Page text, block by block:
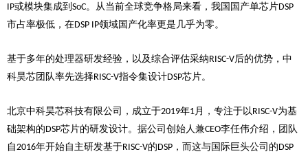
IP或模块集成到 SoC。从当前全球竞争格局来看，我国国产单芯片DSP
市占率极低，在DSP IP领域国产化率更是几乎为零。
基于多年的处理器研发经验，以及综合评估采纳RISC-V后的优势，中
科昊芯团队率先选择RISC-V指令集设计DSP芯片。
北京中科昊芯科技有限公司，成立于2019年1月，专注于以RISC-V为基
础架构的DSP芯片的研发设计。据公司创始人兼CEO李任伟介绍，团队
自2016年开始自主研发基于RISC-V的DSP ，而这与国际巨头公司的DSP